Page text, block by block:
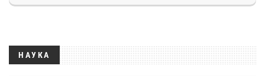
НАУКА